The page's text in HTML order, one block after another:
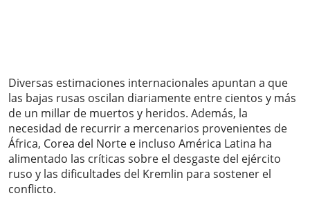
Diversas estimaciones internacionales apuntan a que
las bajas rusas oscilan diariamente entre cientos y más
de un millar de muertos y heridos. Además, la
necesidad de recurrir a mercenarios provenientes de
África, Corea del Norte e incluso América Latina ha
alimentado las críticas sobre el desgaste del ejército
ruso y las dificultades del Kremlin para sostener el
conflicto.